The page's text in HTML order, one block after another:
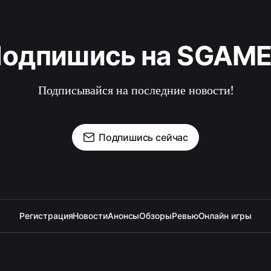
на
Подписывайся на последние новости!
Подпишись сейчас
РегистрацияНовостиАнонсыОбзорыРевьюОнлайн игры